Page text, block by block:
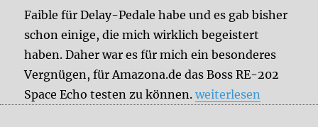
Faible für Delay-Pedale habe und es gab bisher
schon einige, die mich wirklich begeistert
haben. Daher war es für mich ein besonderes
Vergnügen, für Amazona.de das Boss RE-202
Space Echo testen zu können.„BOSS RE-202
weiterlesen